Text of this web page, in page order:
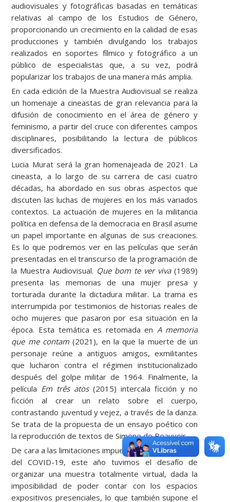
audiovisuales y fotográficas basadas en temáticas
relativas al campo de los Estudios de Género,
proporcionando un crecimiento en la calidad de esas
producciones y también divulgando los trabajos
realizados en soportes fílmico y fotográfico a un
público de especialistas que, a su vez, podrá
popularizar los trabajos de una manera más amplia.
En cada edición de la Muestra Audiovisual se realiza
un homenaje a cineastas de gran relevancia para la
difusión de conocimiento en el área de género y
feminismo, a partir del cruce con diferentes campos
disciplinares, posibilitando la lectura de públicos
diversificados.
Lucia Murat será la gran homenajeada de 2021. La
cineasta, a lo largo de su carrera de casi cuatro
décadas, ha abordado en sus obras aspectos que
discuten las luchas de mujeres en los más variados
contextos. La actuación de mujeres en la militancia
política en defensa de la democracia en Brasil asume
un papel importante en algunas de sus creaciones.
Es lo que podremos ver en las películas que serán
presentadas en el transcurso de la programación de
la Muestra Audiovisual. Que bom te ver viva(1989)
presenta las memorias de una mujer presa y
torturada durante la dictadura militar. La trama es
interrumpida por testimonios de historias reales de
ocho mujeres que pasaron por esa situación en la
época. Esta temática es retomada en A memoria
que me contam(2021), en la que la muerte de un
personaje reúne a antiguos amigos, exmilitantes
que lucharon contra el régimen institucionalizado
después del golpe militar de 1964. Finalmente, la
película Em três atos(2015) intercala ficción y no
ficción al crear un relato sobre el cuerpo,
contrastando juventud y vejez, a través de la danza.
Se trata de la propuesta de un ensayo poético con
la reproducción de textos de Simone de Beauvoir.
De cara a las limitaciones impuestas por la pandemia
del COVID-19, este año tuvimos el desafío de
organizar una muestra totalmente virtual, dada la
imposibilidad de poder contar con los espacios
expositivos presenciales, lo que también supone el